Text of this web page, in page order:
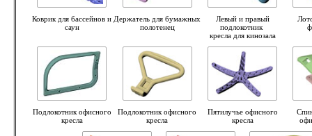
Коврик для бассейнов и
саун
Держатель для бумажных
полотенец
Левый и правый
подлокотник
кресла для кинозала
Подлокотник офисного
кресла
Подлокотник офисного
кресла
Пятилучье офисного
кресла